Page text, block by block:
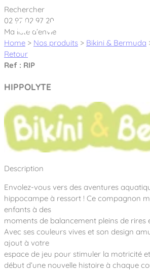
Cookies management panel
Créateur et fabricant
Nos dernières actualités
À propos
Nos engagements
Notre partenariat avec
Nos Garanties
Notre concept
Notre entreprise
Notre équipe
Nous rejoindre
Aires de jeux Bikini &
Tous nos jeux
Jeux inclusifs
Jeux recyclés
Nos univers
Sport & Fitness Sport&Co®
Agrès fitness
Parcours de santé
Stadium Arena
Street workout
Mobilier & accessoires
Mobilier urbain
Accessoires ludiques
Nos clients
Collectivités
Rechercher
02 97 02 97 20
Ma liste d’envie
Home > Nos produits > Bikini & Bermuda
Retour
Ref : RIP
HIPPOLYTE
Description
Envolez-vous vers des aventures
hippocampe à ressort ! Ce compagnon
enfants à des
moments de balancement pleins de rires
Avec ses couleurs vives et son design
ajout à votre
espace de jeu pour stimuler la motricité et
début d’une nouvelle histoire à chaque